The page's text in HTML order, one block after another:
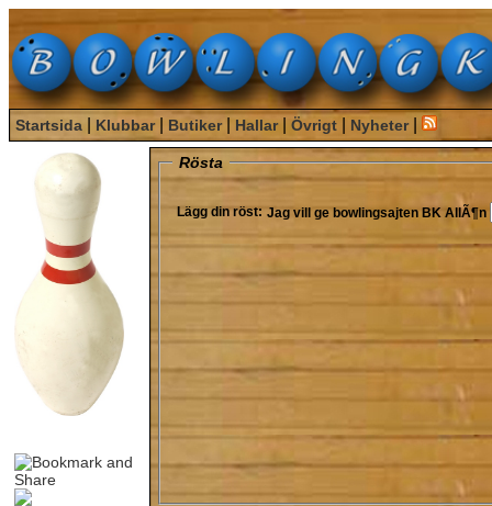
Startsida Klubbar| Butiker| Hallar| Övrigt Nyheter|
Rösta
Lägg din röst: Jag vill ge bowlingsajten BK AllÃ¶n